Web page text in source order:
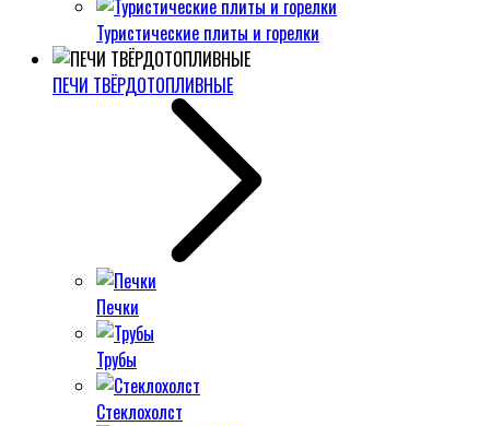
Туристические плиты и горелки
ПЕЧИ ТВЁРДОТОПЛИВНЫЕ
Печки
Трубы
Стеклохолст